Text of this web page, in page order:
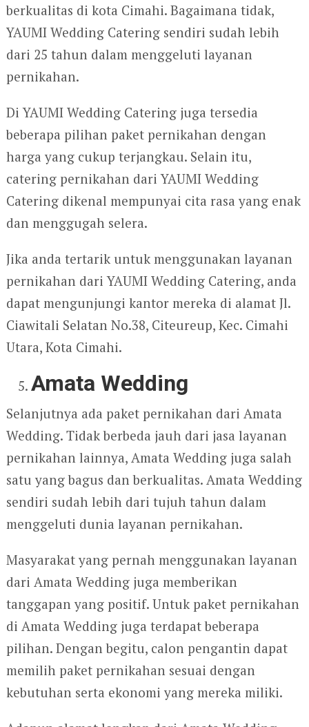
berkualitas di kota Cimahi. Bagaimana tidak,
YAUMI Wedding Catering sendiri sudah lebih
dari 25 tahun dalam menggeluti layanan
pernikahan.
Di YAUMI Wedding Catering juga tersedia
beberapa pilihan paket pernikahan dengan
harga yang cukup terjangkau. Selain itu,
catering pernikahan dari YAUMI Wedding
Catering dikenal mempunyai cita rasa yang enak
dan menggugah selera.
Jika anda tertarik untuk menggunakan layanan
pernikahan dari YAUMI Wedding Catering, anda
dapat mengunjungi kantor mereka di alamat Jl.
Ciawitali Selatan No.38, Citeureup, Kec. Cimahi
Utara, Kota Cimahi.
Amata Wedding
Selanjutnya ada paket pernikahan dari Amata
Wedding. Tidak berbeda jauh dari jasa layanan
pernikahan lainnya, Amata Wedding juga salah
satu yang bagus dan berkualitas. Amata Wedding
sendiri sudah lebih dari tujuh tahun dalam
menggeluti dunia layanan pernikahan.
Masyarakat yang pernah menggunakan layanan
dari Amata Wedding juga memberikan
tanggapan yang positif. Untuk paket pernikahan
di Amata Wedding juga terdapat beberapa
pilihan. Dengan begitu, calon pengantin dapat
memilih paket pernikahan sesuai dengan
kebutuhan serta ekonomi yang mereka miliki.